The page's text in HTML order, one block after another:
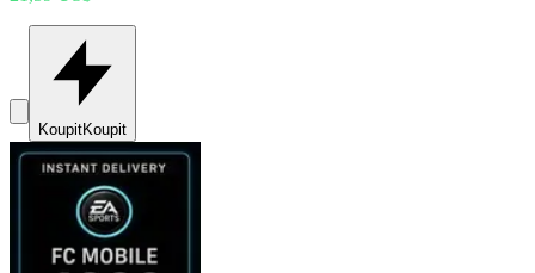
KoupitKoupit